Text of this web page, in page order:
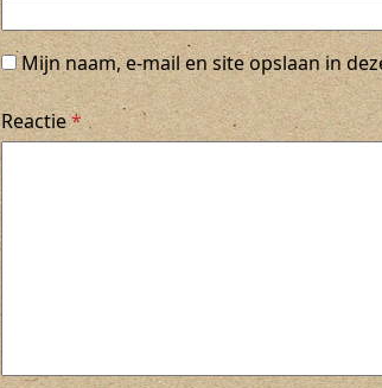
Mijn naam, e-mail en site opslaan in
Reactie*